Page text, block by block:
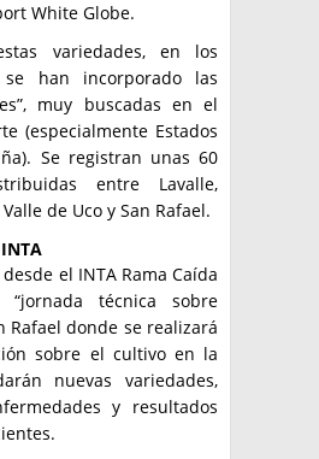
White Globe.
variedades, en los
han incorporado las
muy buscadas en el
(especialmente Estados
Se registran unas 60
entre Lavalle,
de Uco y San Rafael.
el INTA Rama Caída
“jornada técnica sobre
Rafael donde se realizará
sobre el cultivo en la
nuevas variedades,
y resultados